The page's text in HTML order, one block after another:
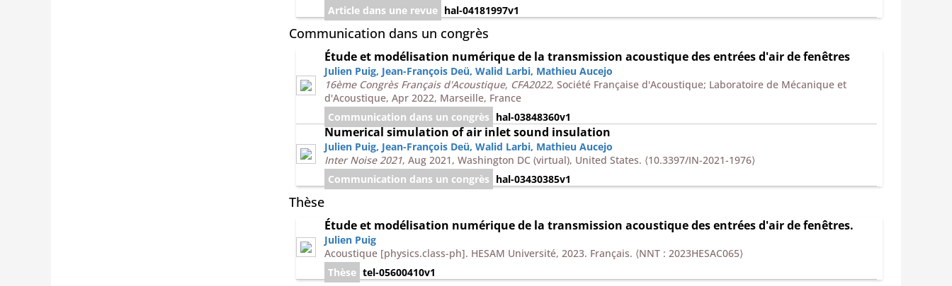
Article dans une revue hal-04181997v1
Communication dans un congrès
Étude et modélisation numérique de la transmission acoustique des entrées d'air de fenêtres
Julien Puig, Jean-François Deü, Walid Larbi, Mathieu Aucejo
16ème Congrès Français d'Acoustique, CFA2022, Société Française d'Acoustique; Laboratoire de Mécanique et
d'Acoustique, Apr 2022, Marseille, France
Communication dans un congrès hal-03848360v1
Numerical simulation of air inlet sound insulation
Julien Puig, Jean-François Deü, Walid Larbi, Mathieu Aucejo
Inter Noise 2021, Aug 2021, Washington DC (virtual), United States. ⟨10.3397/IN-2021-1976⟩
Communication dans un congrès hal-03430385v1
Thèse
Étude et modélisation numérique de la transmission acoustique des entrées d'air de fenêtres.
Julien Puig
Acoustique [physics.class-ph]. HESAM Université, 2023. Français. ⟨NNT : 2023HESAC065⟩
Thèse tel-05600410v1